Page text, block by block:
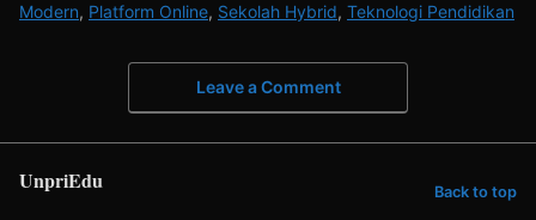
Modern, Platform Online, Sekolah Hybrid, Teknologi Pendidikan
Leave a Comment
UnpriEdu Back to top